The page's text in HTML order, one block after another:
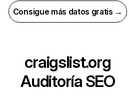
Consigue más datos gratis →
craigslist.org
Auditoría SEO